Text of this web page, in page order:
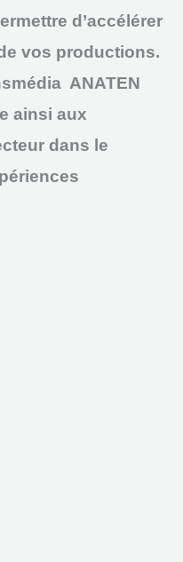
d’accélérer
vos productions.
ANATEN
ainsi aux
dans le